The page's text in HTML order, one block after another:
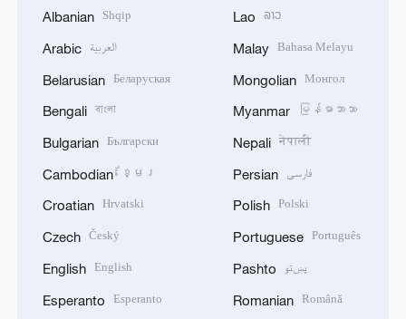
Albanian Shqip
Arabic العربية
Belarusian Беларуская
Bengali বাংলা
Bulgarian Български
Cambodian ខ្មែរ
Croatian Hrvatski
Czech Český
English English
Esperanto Esperanto
Lao ລາວ
Malay Bahasa Melayu
Mongolian Монгол
Myanmar မြန်မာဘာသာ
Nepali नेपाली
Persian فارسی
Polish Polski
Portuguese Português
Pashto پښتو
Romanian Română